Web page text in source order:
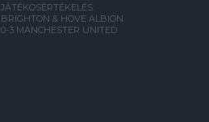
JÁTÉKOSÉRTÉKELÉS:
BRIGHTON & HOVE ALBION
0-3 MANCHESTER UNITED